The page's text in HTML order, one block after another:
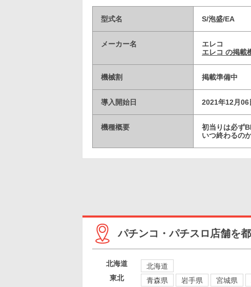
型式名 S/泡盛/EA
メーカー名
エレコ
エレコ の掲載
機械割 掲載準備中
導入開始日 2021年12月06
機種概要
初当りは必ず
いつ終わるの
パチンコ・パチスロ店舗を
北海道
北海道
東北
青森県 岩手県 宮城県